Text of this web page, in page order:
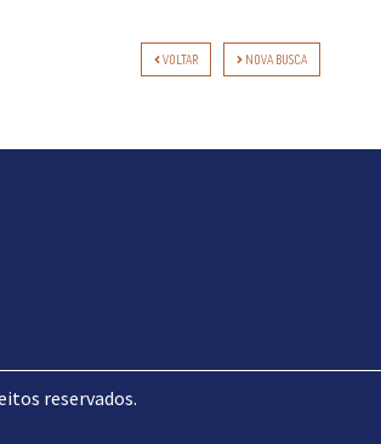
VOLTAR NOVA BUSCA
reservados.